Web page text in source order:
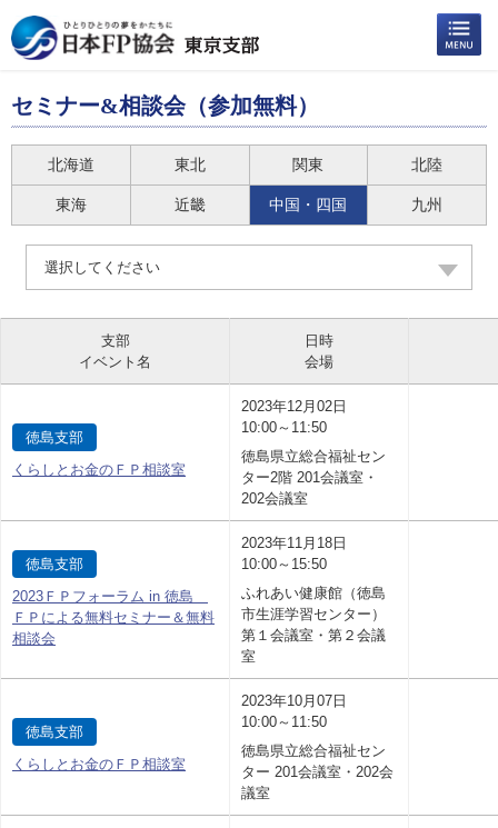
セミナー&相談会（参加無料）
北海道 東北 関東 北陸
東海 近畿 中国・四国 九州
選択してください
支部
イベント名
日時
会場
徳島支部
くらしとお金のＦＰ相談室
2023年12月02日
10:00～11:50
徳島県立総合福祉セン
ター2階 201会議室・
202会議室
徳島支部
2023ＦＰフォーラム in 徳島
ＦＰによる無料セミナー＆無料
相談会
2023年11月18日
10:00～15:50
ふれあい健康館（徳島
市生涯学習センター）
第１会議室・第２会議
室
徳島支部
くらしとお金のＦＰ相談室
2023年10月07日
10:00～11:50
徳島県立総合福祉セン
ター 201会議室・202会
議室